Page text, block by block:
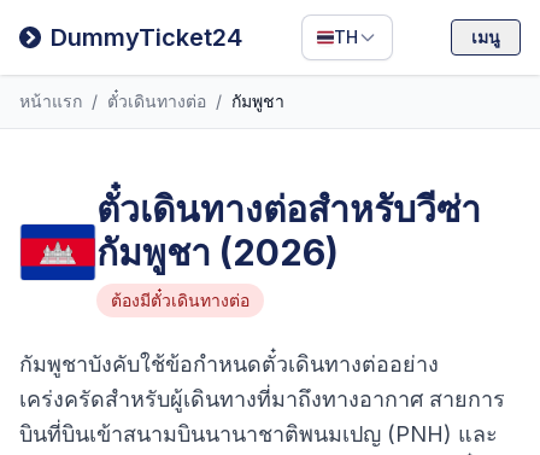
DummyTicket24 TH
Filipino
Deutsch
เมนู
หน้าแรก / ตั๋วเดินทางต่อ / กัมพูชา
ตั๋วเดินทางต่อสำหรับวีซ่า
กัมพูชา (2026)
ต้องมีตั๋วเดินทางต่อ
กัมพูชาบังคับใช้ข้อกำหนดตั๋วเดินทางต่ออย่าง
เคร่งครัดสำหรับผู้เดินทางที่มาถึงทางอากาศ สายการ
บินที่บินเข้าสนามบินนานาชาติพนมเปญ (PNH) และ